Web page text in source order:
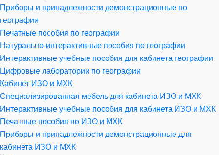
Приборы и принадлежности демонстрационные по
географии
Печатные пособия по географии
Натурально-интерактивные пособия по географии
Интерактивные учебные пособия для кабинета географии
Цифровые лаборатории по географии
Кабинет ИЗО и МХК
Специализированная мебель для кабинета ИЗО и МХК
Интерактивные учебные пособия для кабинета ИЗО и МХК
Печатные пособия по ИЗО и МХК
Приборы и принадлежности демонстрационные для
кабинета ИЗО и МХК